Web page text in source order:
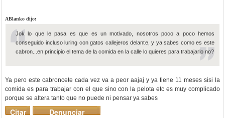
ABlanko dijo:
Jok lo que le pasa es que es un motivado, nosotros poco a poco hemos
conseguido incluso luring con gatos callejeros delante, y ya sabes como es este
cabron...en principio el tema de la comida en la calle lo quieres para trabajarlo no?
Ya pero este cabroncete cada vez va a peor aajaj y ya tiene 11 meses sisi la
comida es para trabajar con el que sino con la pelota etc es muy complicado
porque se altera tanto que no puede ni pensar ya sabes
Denunciar
Citar